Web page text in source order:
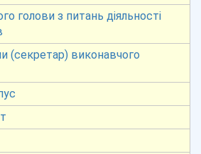
голови з питань діяльності
(секретар) виконавчого